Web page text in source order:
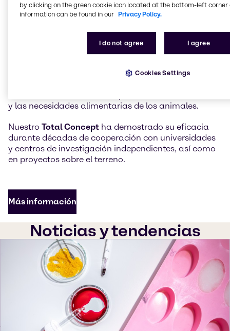
Con elobjetivo de diseñar unas dietas con un menor
contenido de medicamentos, hemos desarrollado
nuestro Total Concept, una herramienta que ayuda a
comprender mejor cómo alimentamos a los
abarca cuatro áreas fundamentalesy agrupa varios
y las necesidades alimentarias de los animales.
Nuestro Total Concept ha demostrado su eficacia
durante décadas de cooperación con universidades
y centros de investigación independientes, así como
en proyectos sobre el terreno.
Más información
Noticias y tendencias
by clicking on the green cookie icon located at the bottom-left corner
information can be found in our Privacy Policy.
I do not agree I agree
Cookies Settings